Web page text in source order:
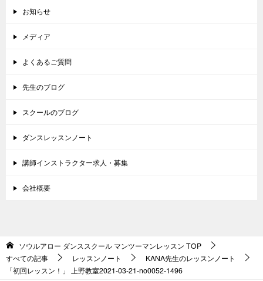
お知らせ
メディア
よくあるご質問
先生のブログ
スクールのブログ
ダンスレッスンノート
講師インストラクター求人・募集
会社概要
ソウルアロー ダンススクール マンツーマンレッスン TOP
すべての記事
レッスンノート
KANA先生のレッスンノート
「初回レッスン！」 上野教室2021-03-21-­no0052-1496